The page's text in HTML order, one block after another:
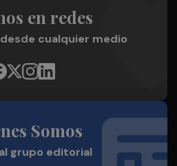
en redes
desde cualquier medio
Somos
grupo editorial